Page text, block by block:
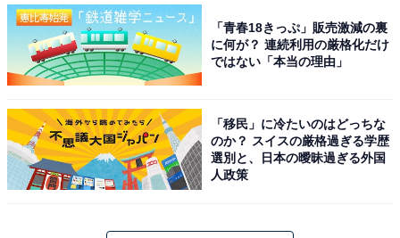
「青春18きっぷ」販売激減の裏
に何が？ 連続利用の厳格化だけ
ではない「本当の理由」
「移民」に冷たいのはどっちな
のか？ スイスの厳格過ぎる学歴
選別と、日本の曖昧過ぎる外国
人政策